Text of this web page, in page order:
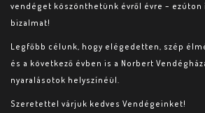
vendéget köszönthetünk évről évre – ezúton
bizalmat!
Legfőbb célunk, hogy elégedetten, szép
és a következő évben is a Norbert
nyaralásotok helyszínéül.
Szeretettel várjuk kedves Vendégeinket!